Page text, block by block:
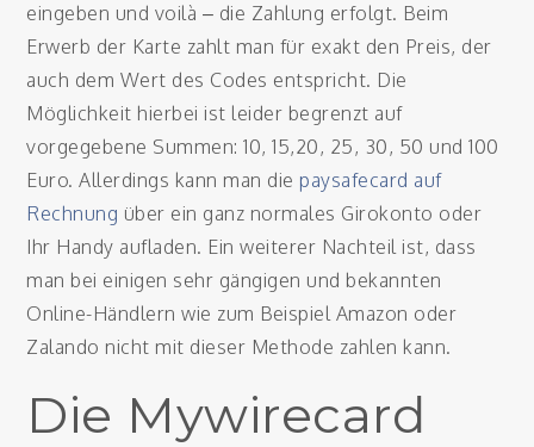
eingeben und voilà – die Zahlung erfolgt. Beim
Erwerb der Karte zahlt man für exakt den Preis, der
auch dem Wert des Codes entspricht. Die
Möglichkeit hierbei ist leider begrenzt auf
vorgegebene Summen: 10, 15,20, 25, 30, 50 und 100
Euro. Allerdings kann man die paysafecard auf
Rechnung über ein ganz normales Girokonto oder
Ihr Handy aufladen. Ein weiterer Nachteil ist, dass
man bei einigen sehr gängigen und bekannten
Online-Händlern wie zum Beispiel Amazon oder
Zalando nicht mit dieser Methode zahlen kann.
Die Mywirecard